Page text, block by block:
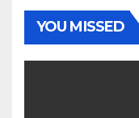
YOU MISSED